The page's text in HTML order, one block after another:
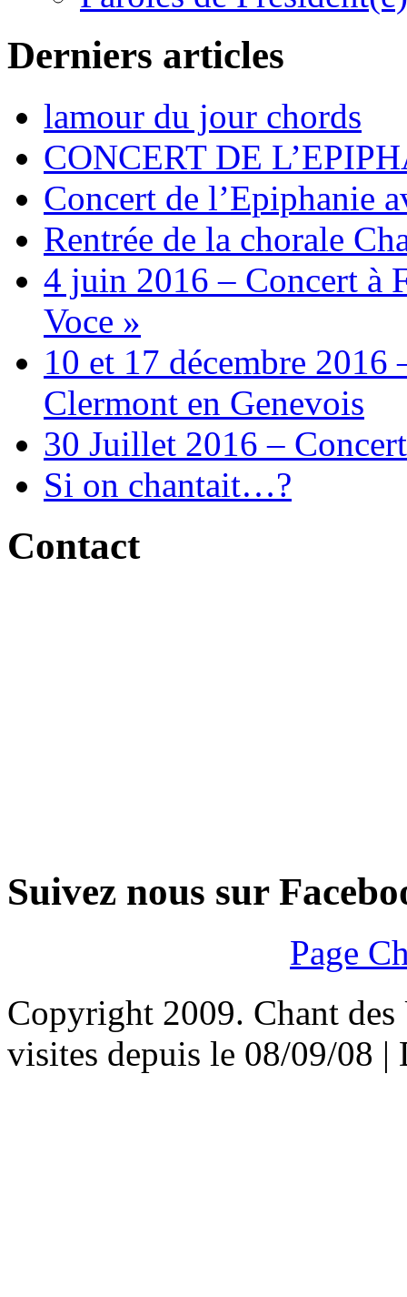
Derniers articles
lamour du jour chords
CONCERT DE
Concert de l’Epiphanie
Rentrée de la chorale
4 juin 2016 – Concert à
Voce »
10 et 17 décembre
Clermont en Genevois
30 Juillet 2016 –
Si on chantait…?
Contact
Suivez nous sur
Page
Copyright 2009. Chant des
visites depuis le 08/09/08